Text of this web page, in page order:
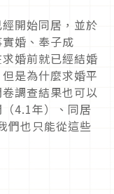
開始同居，並於
婚、奉子成
婚前就已經結婚
是為什麼求婚平
調查結果也可以
4.1年）、同居
們也只能從這些